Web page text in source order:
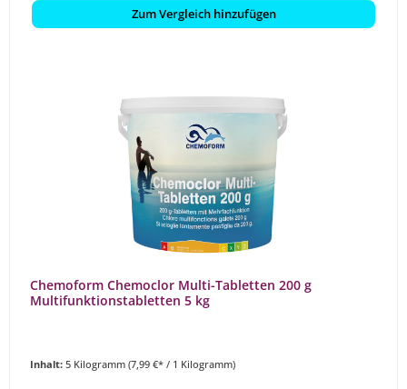
Zum Vergleich hinzufügen
Chemoform Chemoclor Multi-Tabletten 200 g
Multifunktionstabletten 5 kg
Inhalt: 5 Kilogramm (7,99 €* / 1 Kilogramm)